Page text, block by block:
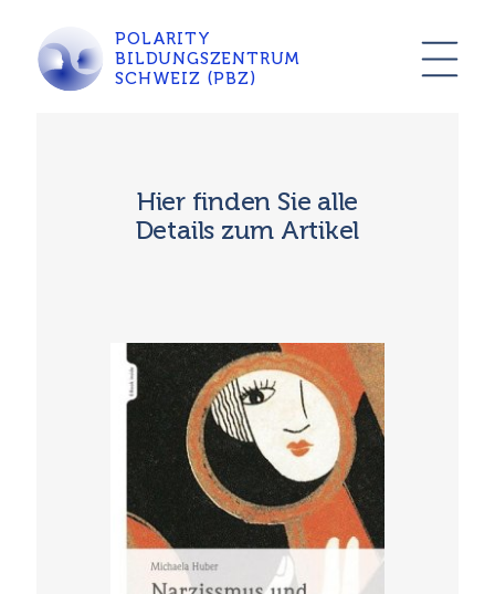
POLARITY
BILDUNGSZENTRUM
SCHWEIZ (PBZ)
Hier finden Sie alle
Details zum Artikel